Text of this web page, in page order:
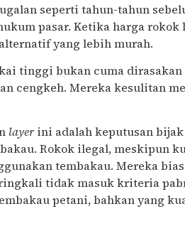
seperti tahun-tahun
pasar. Ketika harga rokok
yang lebih murah.
tinggi bukan cuma
cengkeh. Mereka kesulitan
layer ini adalah keputusan
Rokok ilegal, meskipun
tembakau. Mereka
tidak masuk kriteria
petani, bahkan yang